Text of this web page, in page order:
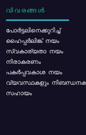
വിവരങ്ങൾ
പോര്‍ട്ടലിനെക്കുറിച്ച്
ഹൈപ്പർലിങ്ക് നയം
സ്വകാര്യതാ നയം
നിരാകരണം
പകർപ്പവകാശ നയം
വ്യവസ്ഥകളും
സഹായം